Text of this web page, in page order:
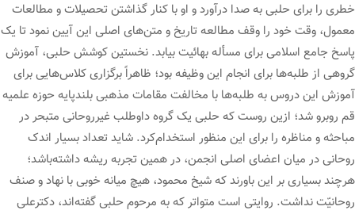
خطری را برای حلبی به صدا درآورد و او با کنار گذاشتن تحصیلات و مطالعات
معمول، وقت خود را وقف مطالعه تاریخ و متن‌های اصلی این آیین نمود تا یک
پاسخ جامع اسلامی برای مسأله بهائیت بیابد. نخستین کوشش حلبی، آموزش
گروهی از طلبه‌ها برای انجام این وظیفه بود؛ ظاهراً برگزاری کلاس‌هایی برای
آموزش این دروس به طلبه‌ها با مخالفت مقامات مذهبی بلندپایه حوزه علمیه
قم روبرو شد؛ ازین روست که حلبی یک گروه داوطلب غیرروحانی متبحر در
مباحثه و مناظره را برای این منظور استخدام‌کرد. شاید تعداد بسیار اندک
روحانی در میان اعضای اصلی انجمن، در همین تجربه ریشه داشته‌باشد؛
هرچند بسیاری بر این باورند که شیخ محمود، هیچ میانه خوبی با نهاد و صنف
روحانیّت نداشت. روایتی است متواتر که به مرحوم حلبی گفته‌اند، دکترعلی